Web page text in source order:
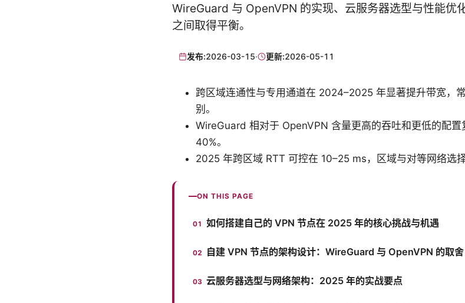
WireGuard 与 OpenVPN 的实现、云服务器选型与性能优
之间取得平衡。
发布:2026-03-15· 更新:2026-05-11
跨区域连通性与专用通道在 2024–2025 年显著提升带宽，
别。
WireGuard 相对于 OpenVPN 含量更高的吞吐和更低的配
40%。
2025 年跨区域 RTT 可控在 10–25 ms，区域与对等网络选
ON THIS PAGE
如何搭建自己的 VPN 节点在 2025 年的核心挑战与机遇
自建 VPN 节点的架构设计：WireGuard 与 OpenVPN 的取舍
云服务器选型与网络架构：2025 年的实战要点